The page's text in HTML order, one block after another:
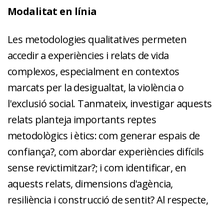
Modalitat en línia
Les metodologies qualitatives permeten
accedir a experiències i relats de vida
complexos, especialment en contextos
marcats per la desigualtat, la violència o
l'exclusió social. Tanmateix, investigar aquests
relats planteja importants reptes
metodològics i ètics: com generar espais de
confiança?, com abordar experiències difícils
sense revictimitzar?; i com identificar, en
aquests relats, dimensions d'agència,
resiliència i construcció de sentit? Al respecte,